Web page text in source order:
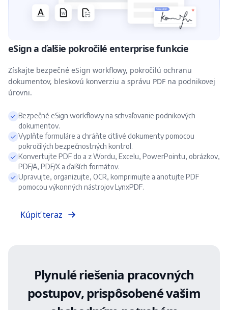
eSign a ďalšie pokročilé enterprise funkcie
Získajte bezpečné eSign workflowy, pokročilú ochranu
dokumentov, bleskovú konverziu a správu PDF na podnikovej
úrovni.
Bezpečné eSign workflowy na schvaľovanie podnikových
dokumentov.
Vyplňte formuláre a chráňte citlivé dokumenty pomocou
pokročilých bezpečnostných kontrol.
Konvertujte PDF do a z Wordu, Excelu, PowerPointu, obrázkov,
PDF/A, PDF/X a ďalších formátov.
Upravujte, organizujte, OCR, komprimujte a anotujte PDF
pomocou výkonných nástrojov LynxPDF.
Kúpiť teraz
Plynulé riešenia pracovných
postupov, prispôsobené vašim